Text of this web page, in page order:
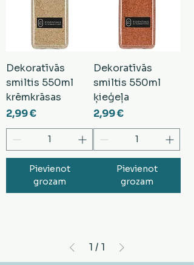
Dekoratīvās
smiltis 550ml
krēmkrāsas
Cena
2,99 €
Pievienot
grozam
Dekoratīvās
smiltis 550ml
ķieģeļa
Cena
2,99 €
Pievienot
grozam
1 / 1